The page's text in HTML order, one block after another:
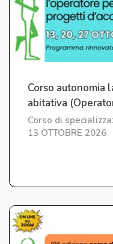
Corso autonomia
abitativa
l'Integrazione)
Corso di
13 OTTOBRE 2026